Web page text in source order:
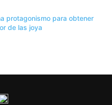
protagonismo para obtener
de las joya